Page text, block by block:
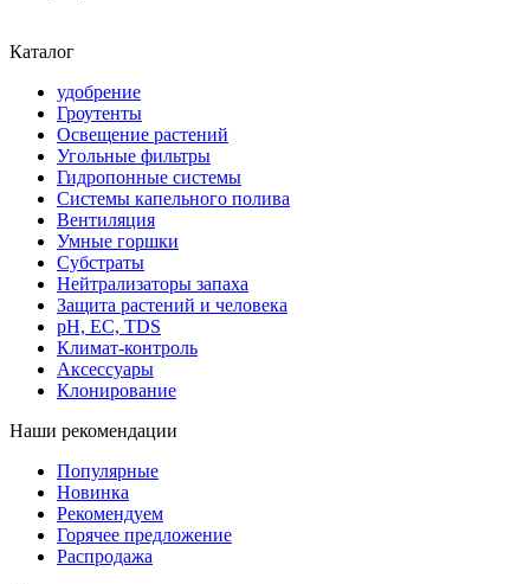
Каталог
удобрение
Гроутенты
Освещение растений
Угольные фильтры
Гидропонные системы
Системы капельного полива
Вентиляция
Умные горшки
Субстраты
Нейтрализаторы запаха
Защита растений и человека
pH, EC, TDS
Климат-контроль
Аксессуары
Клонирование
Наши рекомендации
Популярные
Новинка
Рекомендуем
Горячее предложение
Распродажа